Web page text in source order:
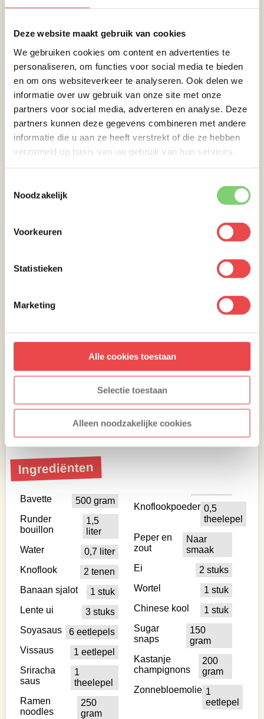
Deze website maakt gebruik van cookies
We gebruiken cookies om content en advertenties te
personaliseren, om functies voor social media te bieden
en om ons websiteverkeer te analyseren. Ook delen we
informatie over uw gebruik van onze site met onze
partners voor social media, adverteren en analyse. Deze
partners kunnen deze gegevens combineren met andere
informatie die u aan ze heeft verstrekt of die ze hebben
verzameld op basis van uw gebruik van hun services.
Noodzakelijk
Voorkeuren
Statistieken
Marketing
Alle cookies toestaan
Selectie toestaan
Alleen noodzakelijke cookies
zout wat water toevoegen.
De volgorde om het bord te vullen:
Schep de hete bouillon in de diepe, warme
borden. Verwarm 1 voor 1 kort de toppings in
het kokende water, beginnend met de Ramen
noodles. Verdeel de Ramen noodles over de
borden, vervolgens alle toppings en rangschik
deze. Indien nodig nog een beetje bouillon
erbij, zodat het grootste gedeelte net onder de
bouillon is. Leg in ieder bord een half gekookt
ei. Snij de bavette op de draad in dunne
Direct opdienen en smakelijk eten!!!
Ingrediënten
Bavette
500 gram
Runder
bouillon
1,5
liter
Water
0,7 liter
Knoflook
2 tenen
Banaan sjalot
1 stuk
Lente ui
3 stuks
Soyasaus
6 eetlepels
Vissaus
1 eetlepel
Sriracha
saus
1
theelepel
Ramen
noodles
250
gram
Knoflookpoeder 0,5
theelepel
Peper en
zout
Naar
smaak
Ei
2 stuks
Wortel
1 stuk
Chinese kool
1 stuk
Sugar
snaps
150
gram
Kastanje
champignons
200
gram
Zonnebloemolie 1
eetlepel